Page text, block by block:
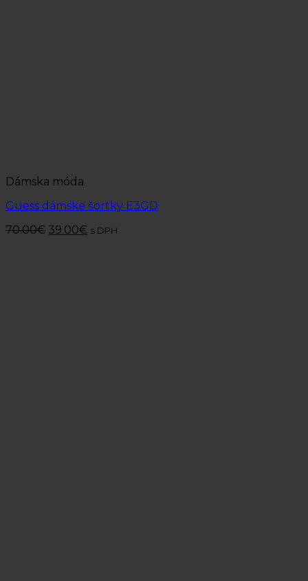
Dámska móda
Guess dámske šortky E3GD
70.00€ 39.00€ s DPH